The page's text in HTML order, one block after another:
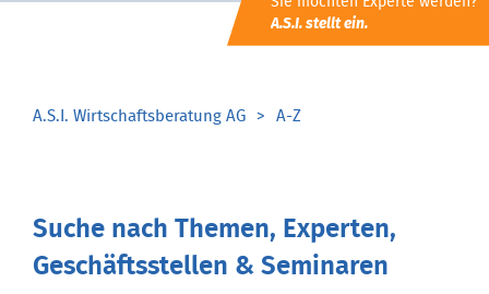
A.S.I. stellt ein.
A.S.I. Wirtschaftsberatung AG A-Z
Suche nach Themen, Experten,
Geschäftsstellen & Seminaren